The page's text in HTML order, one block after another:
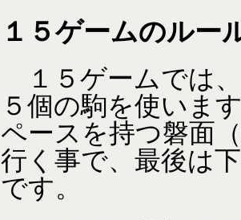
１５ゲームのルー
１５ゲームでは
５個の駒を使いま
ペースを持つ磐面
行く事で、最後は
です。